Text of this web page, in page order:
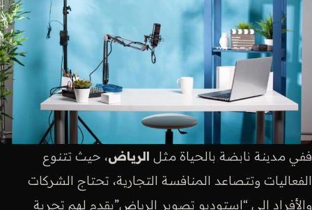
ففي مدينة نابضة بالحياة مثل الرياض، حيث تتنوع
الفعاليات وتتصاعد المنافسة التجارية، تحتاج الشركات
والأفراد إلى “استوديو تصوير الرياض”يقدم لهم تجربة